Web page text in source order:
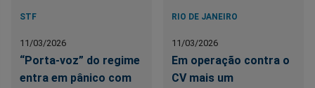
STF
11/03/2026
“Porta-voz” do regime
entra em pânico com
RIO DE JANEIRO
11/03/2026
Em operação contra o
CV mais um